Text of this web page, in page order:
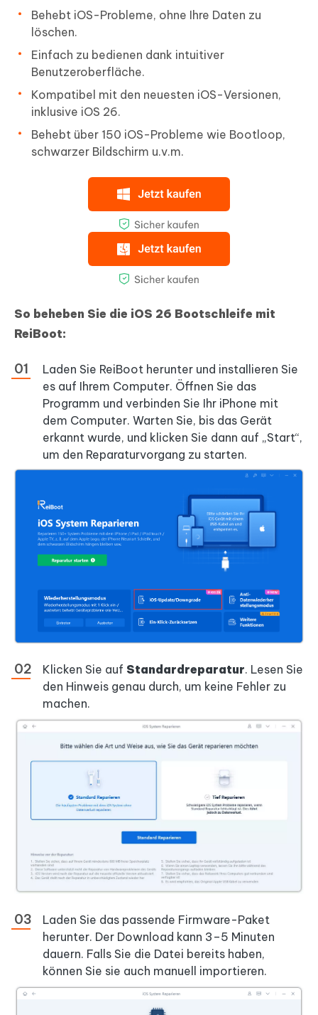
Behebt iOS-Probleme, ohne Ihre Daten zu
löschen.
Einfach zu bedienen dank intuitiver
Benutzeroberfläche.
Kompatibel mit den neuesten iOS-Versionen,
inklusive iOS 26.
Behebt über 150 iOS-Probleme wie Bootloop,
schwarzer Bildschirm u.v.m.
So beheben Sie die iOS 26 Bootschleife mit
ReiBoot:
Laden Sie ReiBoot herunter und installieren Sie
es auf Ihrem Computer. Öffnen Sie das
Programm und verbinden Sie Ihr iPhone mit
dem Computer. Warten Sie, bis das Gerät
erkannt wurde, und klicken Sie dann auf „Start“,
um den Reparaturvorgang zu starten.
Klicken Sie auf Standardreparatur. Lesen Sie
den Hinweis genau durch, um keine Fehler zu
machen.
Laden Sie das passende Firmware-Paket
herunter. Der Download kann 3–5 Minuten
dauern. Falls Sie die Datei bereits haben,
können Sie sie auch manuell importieren.